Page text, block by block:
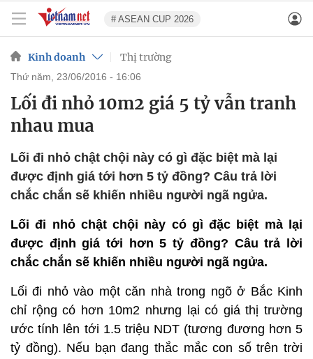
# ASEAN CUP 2026
Kinh doanh Thị trường
thứ năm, 23/06/2016 - 16:06
Lối đi nhỏ 10m2 giá 5 tỷ vẫn tranh
nhau mua
Lối đi nhỏ chật chội này có gì đặc biệt mà lại
được định giá tới hơn 5 tỷ đồng? Câu trả lời
chắc chắn sẽ khiến nhiều người ngã ngửa.
Lối đi nhỏ chật chội này có gì đặc biệt mà lại
được định giá tới hơn 5 tỷ đồng? Câu trả lời
chắc chắn sẽ khiến nhiều người ngã ngửa.
Lối đi nhỏ vào một căn nhà trong ngõ ở Bắc Kinh
chỉ rộng có hơn 10m2 nhưng lại có giá thị trường
ước tính lên tới 1.5 triệu NDT (tương đương hơn 5
tỷ đồng). Nếu bạn đang thắc mắc con số trên trời